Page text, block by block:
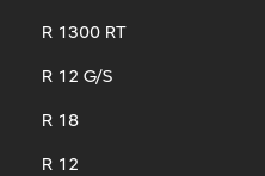
R 1300 RT
R 12 G/S
R 18
R 12